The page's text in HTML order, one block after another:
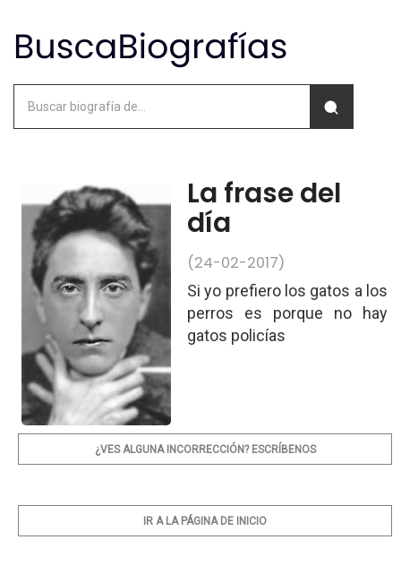
La frase del
día
(24-02-2017)
Si yo prefiero los gatos a los
perros es porque no hay
gatos policías
¿VES ALGUNA INCORRECCIÓN? ESCRÍBENOS
IR A LA PÁGINA DE INICIO